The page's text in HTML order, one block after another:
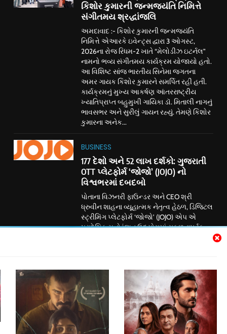
કિશોર કુમારની જન્મજયંતિ નિમિત્તે
સંગીતમય શ્રદ્ધાંજલિ
અમદાવાદ :- કિશોર કુમારની જન્મજયંતિ
નિમિત્તે એઆરકે ઇવેન્ટ્સ દ્વારા 3 ઓગસ્ટ,
2026ના રોજ રિધમ-2 ખાતે “મેલોડીઝ ઇટર્નલ”
નામનો ભવ્ય સંગીતમય કાર્યક્રમ યોજાયો હતો.
આ વિશિષ્ટ સાંજ ભારતીય સિનેમા જગતના
અમર ગાયક કિશોર કુમારને સમર્પિત રહી હતી.
કાર્યક્રમનું મુખ્ય આકર્ષણ આંતરરાષ્ટ્રીય
ખ્યાતિપ્રાપ્ત બહુમુખી ગાયિકા ડૉ. મિતાલી નાગનું
ભાવસભર અને સુરીલું ગાયન રહ્યું. તેમણે કિશોર
કુમારના અનેક...
BUSINESS
177 દેશો અને 52 લાખ દર્શકો: ગુજરાતી
OTT પ્લેટફોર્મ ‘જોજો’ (JOJO) નો
વિશ્વભરમાં દબદબો
પોતાના વિઝનરી ફાઉન્ડર અને CEO શ્રી
ધ્રુવીન શાહના વ્યૂહાત્મક નેતૃત્વ હેઠળ, ડિજિટલ
સ્ટ્રીમિંગ પ્લેટફોર્મ ‘જોજો’ (JOJO) એપ એ
પ્રાદેશિક મનોરંજન ઉદ્યોગમાં સફળતાપૂર્વક
સ્ટોરીટેલિંગ અને પ્રાદેશિક પ્રતિનિધિત્વ વચ્ચેના
અંતરને ઝડપથી દૂર કર્યું છે. હાલમાં BSE પર
લિસ્ટ ધરાવતી કંપની ‘જોજો...
Subscribe Us